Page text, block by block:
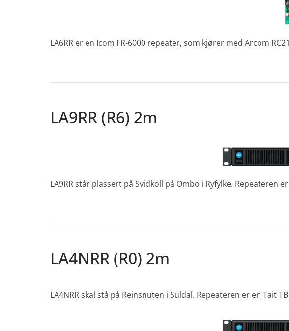
LA6RR er en Icom FR-6000 repeater, som kjører med Arcom
LA9RR (R6) 2m
LA9RR står plassert på Svidkoll på Ombo i Ryfylke. Repeateren er
LA4NRR (R0) 2m
LA4NRR skal stå på Reinsnuten i Suldal. Repeateren er en Tait